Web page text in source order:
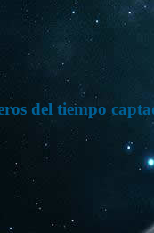
del tiempo